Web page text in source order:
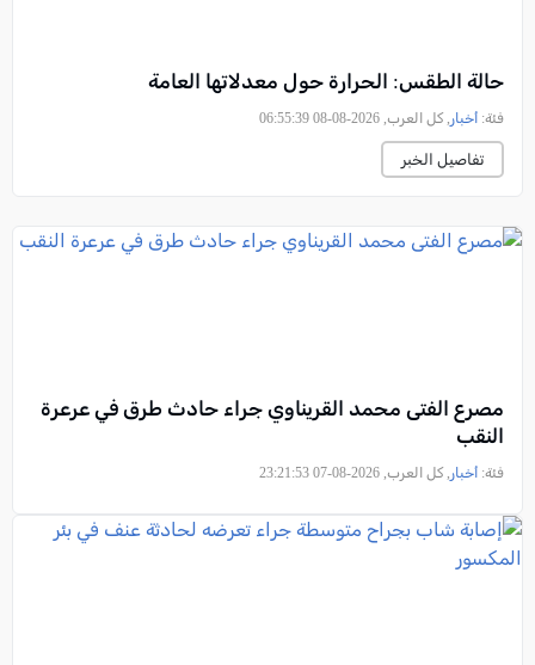
حالة الطقس: الحرارة حول معدلاتها العامة
فئة: أخبار , كل العرب, 2026-08-08 06:55:39
تفاصيل الخبر
مصرع الفتى محمد القريناوي جراء حادث طرق في عرعرة
النقب
فئة: أخبار , كل العرب, 2026-08-07 23:21:53